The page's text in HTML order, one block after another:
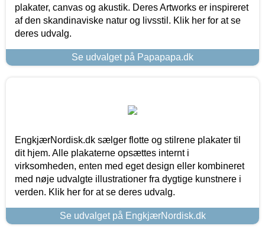
plakater, canvas og akustik. Deres Artworks er inspireret
af den skandinaviske natur og livsstil. Klik her for at se
deres udvalg.
Se udvalget på Papapapa.dk
EngkjærNordisk.dk sælger flotte og stilrene plakater til
dit hjem. Alle plakaterne opsættes internt i
virksomheden, enten med eget design eller kombineret
med nøje udvalgte illustrationer fra dygtige kunstnere i
verden. Klik her for at se deres udvalg.
Se udvalget på EngkjærNordisk.dk